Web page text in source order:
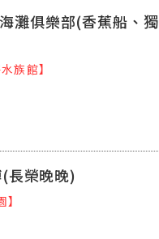
灘俱樂部(香蕉船、獨
族館】
長榮晚晚)